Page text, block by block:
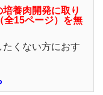
培養肉開発に取り
全15ページ）を無
くない方におす